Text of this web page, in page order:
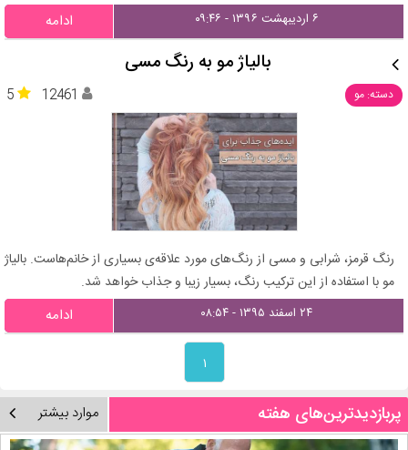
۶ اردیبهشت ۱۳۹۶ - ۰۹:۴۶ ادامه
بالیاژ مو به رنگ مسی
دسته: مو 5 12461
رنگ قرمز، شرابی و مسی از رنگ‌های مورد علاقه‌ی بسیاری از خانم‌هاست. بالیاژ
مو با استفاده از این ترکیب رنگ، بسیار زیبا و جذاب خواهد شد.
۲۴ اسفند ۱۳۹۵ - ۰۸:۵۴ ادامه
۱
پربازدیدترین‌های هفته موارد بیشتر